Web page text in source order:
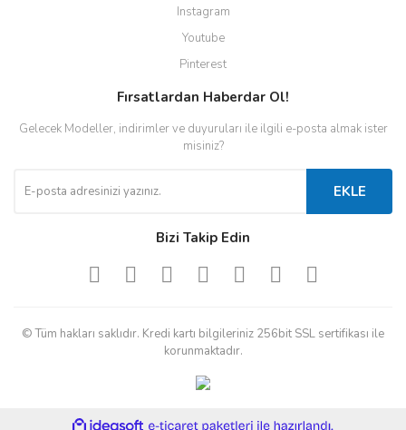
Instagram
Youtube
Pinterest
Fırsatlardan Haberdar Ol!
Gelecek Modeller, indirimler ve duyuruları ile ilgili e-posta almak ister
misiniz?
EKLE
Bizi Takip Edin
© Tüm hakları saklıdır. Kredi kartı bilgileriniz 256bit SSL sertifikası ile
korunmaktadır.
ideasoft e-